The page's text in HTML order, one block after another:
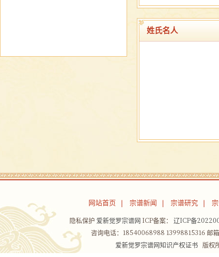
姓氏名人
网站首页 宗谱新闻 宗谱研究
隐私保护 爱新觉罗宗谱网 ICP备案： 辽ICP备
咨询电话：18540068988 13998815316
爱新觉罗宗谱网知识产权证书版权